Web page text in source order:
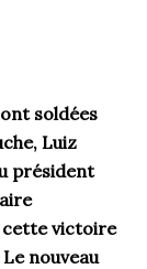
soldées
Luiz
président
cette victoire
nouveau